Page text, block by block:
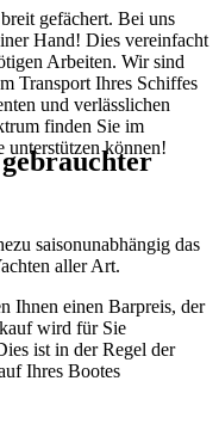
gefächert. Bei uns
Hand! Dies vereinfacht
Arbeiten. Wir sind
Transport Ihres Schiffes
und verlässlichen
finden Sie im
können!
saisonunabhängig das
aller Art.
Ihnen einen Barpreis, der
wird für Sie
ist in der Regel der
Ihres Bootes